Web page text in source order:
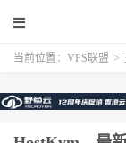
当前位置： VPS联盟 >